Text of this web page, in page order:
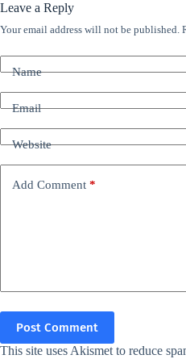
Leave a Reply
Your email address will not be published.
Name
Email
Website
Add Comment *
Post Comment
This site uses Akismet to reduce